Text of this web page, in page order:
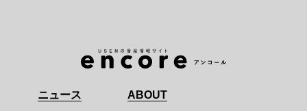
ニュース ABOUT